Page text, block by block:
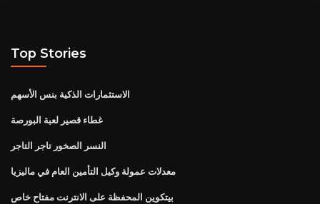
Top Stories
الاستثمارات الذكية بنس الأسهم
غطاء قصير لعبة البورصة
النسر الصخور تاجر التاجر
معدلات عمولة وكيل التأمين العام في ماليزيا
بيتكوين المحفظة على الانترنت مفتاح خاص